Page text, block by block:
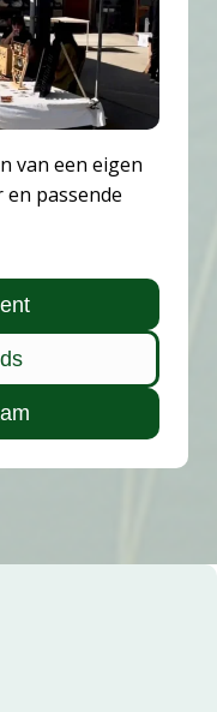
van een eigen
passende